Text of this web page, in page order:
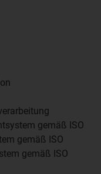
gemäß ISO
gemäß ISO
gemäß ISO